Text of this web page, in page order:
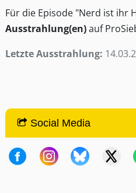
Für die Episode "Nerd ist ihr
Ausstrahlung(en)auf
Letzte Ausstrahlung:
Social Media